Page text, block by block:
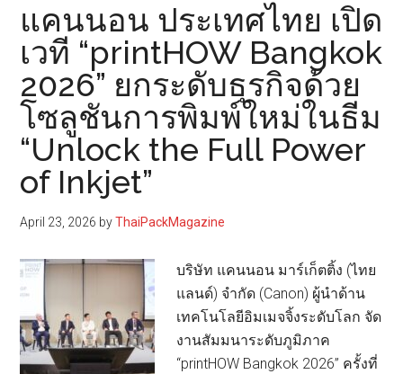
แคนนอน ประเทศไทย เปิด
เวที “printHOW Bangkok
2026” ยกระดับธุรกิจด้วย
โซลูชันการพิมพ์ใหม่ในธีม
“Unlock the Full Power
of Inkjet”
April 23, 2026 byThaiPackMagazine
บริษัท แคนนอน มาร์เก็ตติ้ง (ไทย
แลนด์) จำกัด (Canon) ผู้นำด้าน
เทคโนโลยีอิมเมจจิ้งระดับโลก จัด
งานสัมมนาระดับภูมิภาค
“printHOW Bangkok 2026” ครั้งที่